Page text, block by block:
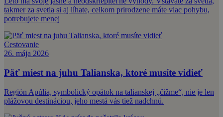
takmer za svetla si aj líhate, celkom prirodzene máte viac pohybu,
potrebujete menej
Cestovanie
26. mája 2026
Päť miest na juhu Talianska, ktoré musíte vidieť
Región Apúlia, symbolický opätok na talianskej „čižme“, nie je len
plážovou destináciou, jeho mestá vás tiež nadchnú.